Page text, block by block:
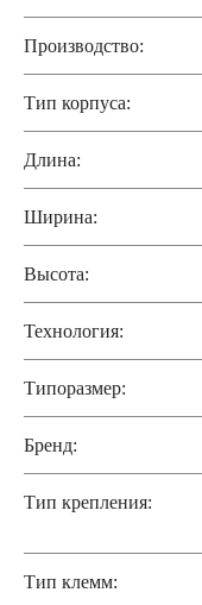
Производство:
Тип корпуса:
Длина:
Ширина:
Высота:
Технология:
Типоразмер:
Бренд:
Тип крепления:
Тип клемм: